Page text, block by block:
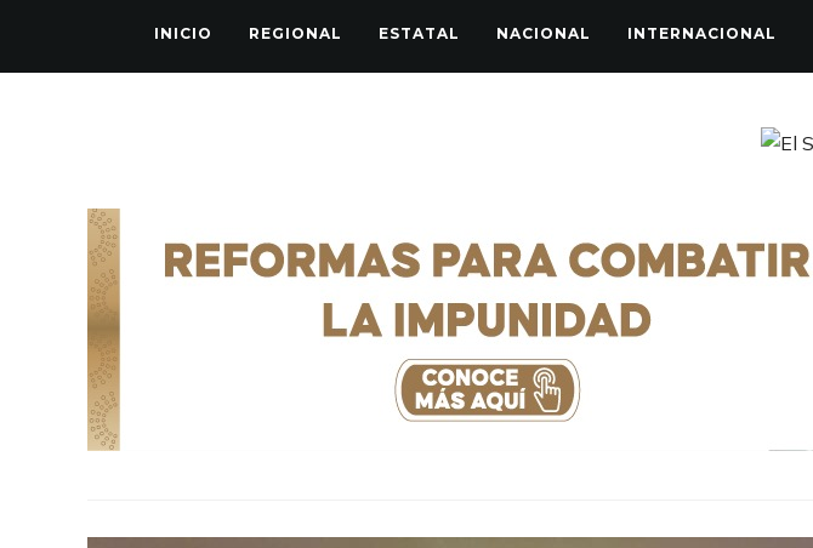
INICIO REGIONAL ESTATAL NACIONAL INTERNACIONAL